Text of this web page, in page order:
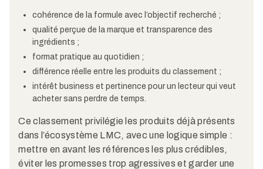
cohérence de la formule avec l’objectif recherché ;
qualité perçue de la marque et transparence des
ingrédients ;
format pratique au quotidien ;
différence réelle entre les produits du classement ;
intérêt business et pertinence pour un lecteur qui veut
acheter sans perdre de temps.
Ce classement privilégie les produits déjà présents
dans l’écosystème LMC, avec une logique simple :
mettre en avant les références les plus crédibles,
éviter les promesses trop agressives et garder une